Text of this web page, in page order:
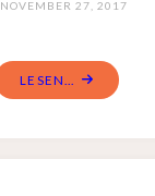
NOVEMBER 27, 2017
LESEN...